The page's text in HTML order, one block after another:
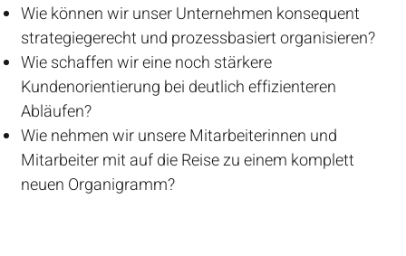
Wie können wir unser Unternehmen konsequent
strategiegerecht und prozessbasiert organisieren?
Wie schaffen wir eine noch stärkere
Kundenorientierung bei deutlich effizienteren
Abläufen?
Wie nehmen wir unsere Mitarbeiterinnen und
Mitarbeiter mit auf die Reise zu einem komplett
neuen Organigramm?